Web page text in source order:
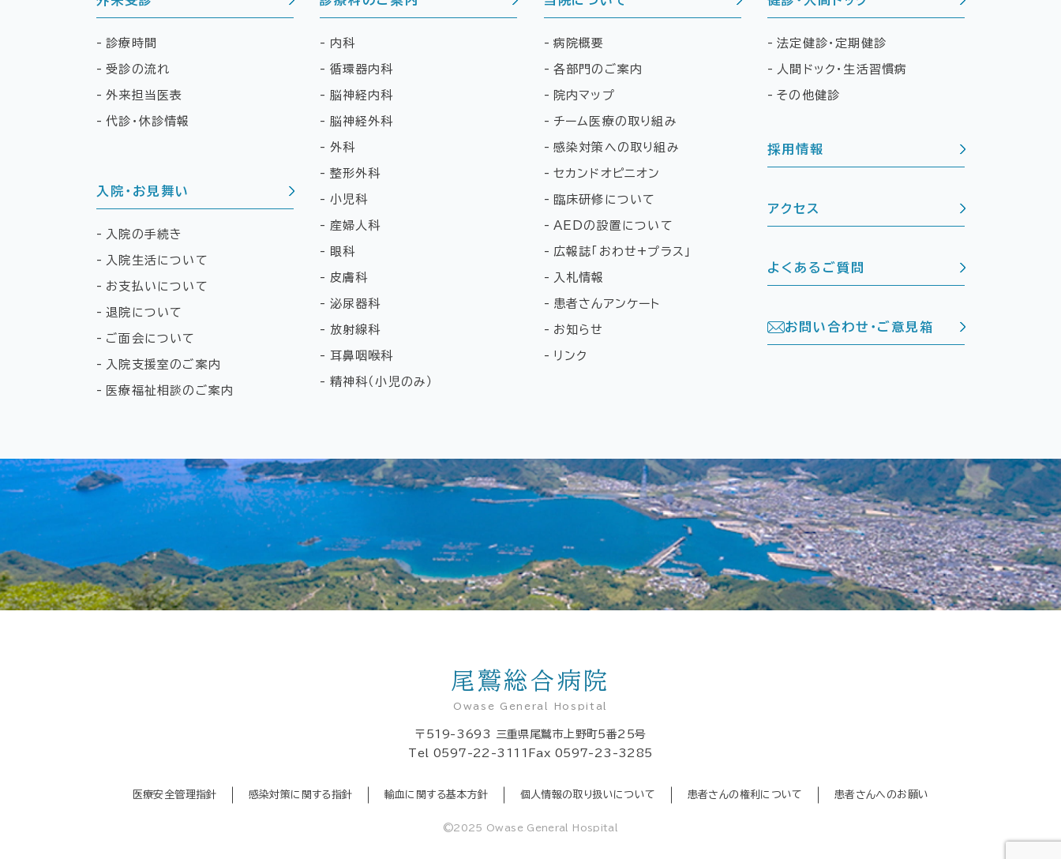
診療時間
受診の流れ
外来担当医表
代診・休診情報
入院・お見舞い
入院の手続き
入院生活について
お支払いについて
退院について
ご面会について
入院支援室のご案内
医療福祉相談のご案内
内科
循環器内科
脳神経内科
脳神経外科
外科
整形外科
小児科
産婦人科
眼科
皮膚科
泌尿器科
放射線科
耳鼻咽喉科
精神科（小児のみ）
病院概要
各部門のご案内
院内マップ
チーム医療の取り組み
感染対策への取り組み
セカンドオピニオン
臨床研修について
AEDの設置について
広報誌「おわせ+プラス」
入札情報
患者さんアンケート
お知らせ
リンク
法定健診・定期健診
人間ドック・生活習慣病
その他健診
採用情報
アクセス
よくあるご質問
お問い合わせ・ご意見箱
尾鷲総合病院
Owase General Hospital
〒519-3693
三重県尾鷲市上野町5番25号
Tel
0597-22-3111 Fax 0597-23-3285
医療安全管理指針 感染対策に関する指針 輸血に関する基本方針 個人情報の取り扱いについて 患者さんの権利について 患者さんへのお願い
©2025 Owase General Hospital